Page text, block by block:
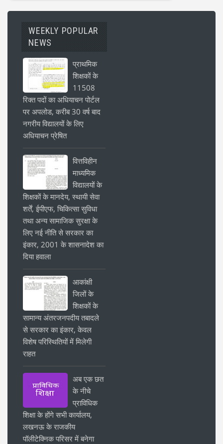
WEEKLY POPULAR
NEWS
प्राथमिक
शिक्षकों के
11508
रिक्त पदों का अधियाचन पोर्टल
पर अपलोड, करीब 30 वर्ष बाद
नगरीय विद्यालयों के लिए
अधियाचन प्रेषित
वित्तविहीन
माध्यमिक
विद्यालयों के
शिक्षकों के मानदेय, स्थायी सेवा
शर्तें, ईपीएफ, चिकित्सा सुविधा
तथा अन्य सामाजिक सुरक्षा के
लिए नई नीति से सरकार का
इंकार, 2001 के शासनादेश का
दिया हवाला
आकांक्षी
जिलों के
शिक्षकों के
सामान्य अंतरजनपदीय तबादले
से सरकार का इंकार, केवल
विशेष परिस्थितियों में मिलेगी
राहत
अब एक छत
के नीचे
प्राविधिक
शिक्षा के होंगे सभी कार्यालय,
लखनऊ के राजकीय
पॉलीटेक्निक परिसर में बनेगा